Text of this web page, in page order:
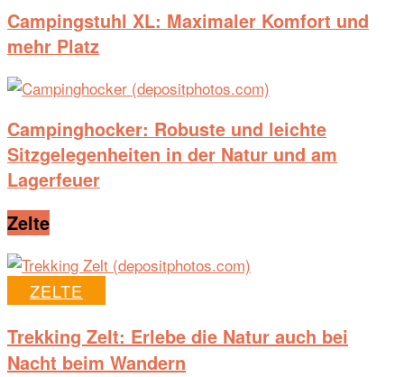
Campingstuhl XL: Maximaler Komfort und
mehr Platz
Campinghocker: Robuste und leichte
Sitzgelegenheiten in der Natur und am
Lagerfeuer
Zelte
ZELTE
Trekking Zelt: Erlebe die Natur auch bei
Nacht beim Wandern